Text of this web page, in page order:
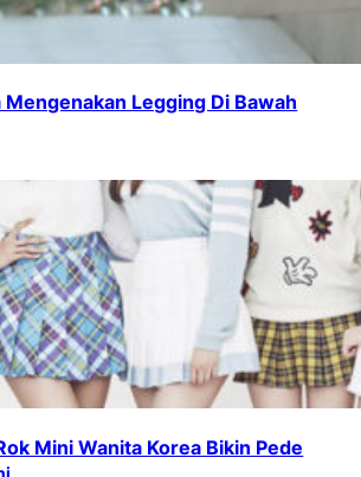
Mengenakan Legging Di Bawah
Mini Wanita Korea Bikin Pede